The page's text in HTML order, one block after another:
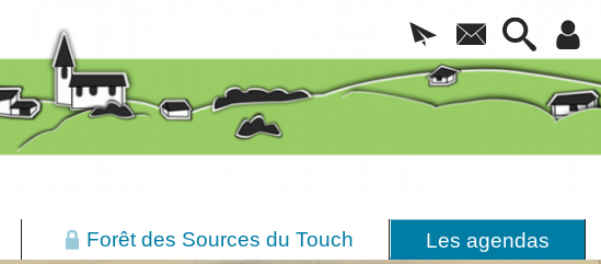
Forêt des Sources du Touch Les agendas